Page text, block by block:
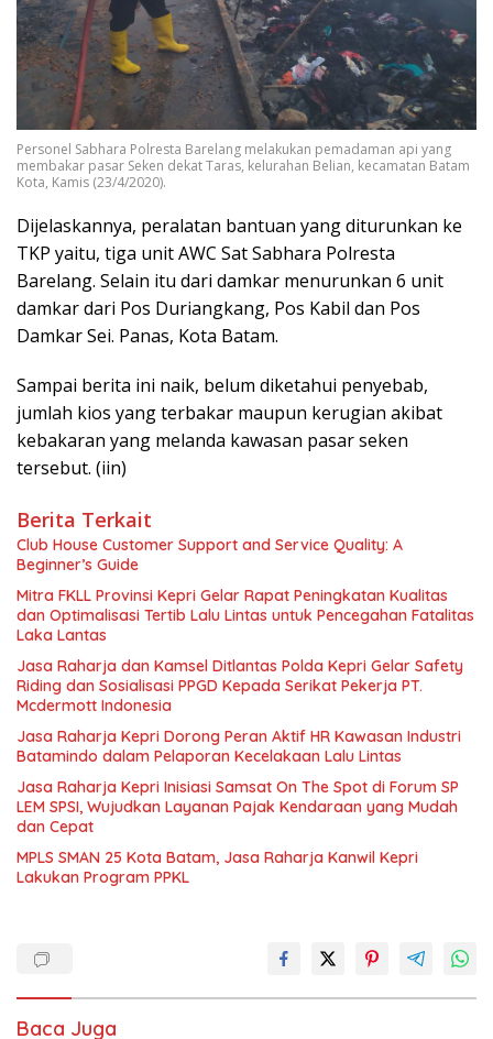
Personel Sabhara Polresta Barelang melakukan pemadaman api yang
membakar pasar Seken dekat Taras, kelurahan Belian, kecamatan Batam
Kota, Kamis (23/4/2020).
Dijelaskannya, peralatan bantuan yang diturunkan ke
TKP yaitu, tiga unit AWC Sat Sabhara Polresta
Barelang. Selain itu dari damkar menurunkan 6 unit
damkar dari Pos Duriangkang, Pos Kabil dan Pos
Damkar Sei. Panas, Kota Batam.
Sampai berita ini naik, belum diketahui penyebab,
jumlah kios yang terbakar maupun kerugian akibat
kebakaran yang melanda kawasan pasar seken
tersebut. (iin)
Berita Terkait
Club House Customer Support and Service Quality: A
Beginner’s Guide
Mitra FKLL Provinsi Kepri Gelar Rapat Peningkatan Kualitas
dan Optimalisasi Tertib Lalu Lintas untuk Pencegahan Fatalitas
Laka Lantas
Jasa Raharja dan Kamsel Ditlantas Polda Kepri Gelar Safety
Riding dan Sosialisasi PPGD Kepada Serikat Pekerja PT.
Mcdermott Indonesia
Jasa Raharja Kepri Dorong Peran Aktif HR Kawasan Industri
Batamindo dalam Pelaporan Kecelakaan Lalu Lintas
Jasa Raharja Kepri Inisiasi Samsat On The Spot di Forum SP
LEM SPSI, Wujudkan Layanan Pajak Kendaraan yang Mudah
dan Cepat
MPLS SMAN 25 Kota Batam, Jasa Raharja Kanwil Kepri
Lakukan Program PPKL
Baca Juga